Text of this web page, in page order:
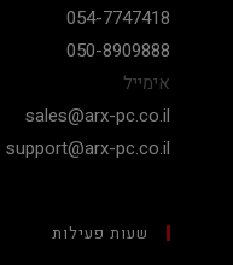
054-7747418
050-8909888
אימייל
sales@arx-pc.co.il
support@arx-pc.co.il
שעות פעילות